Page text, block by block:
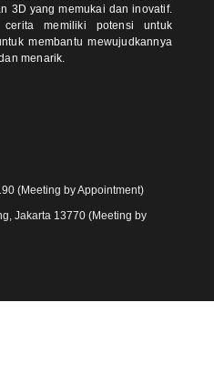
3D yang memukai dan inovatif.
memiliki potensi untuk
membantu mewujudkannya
menarik.
(Meeting by Appointment)
Jakarta 13770 (Meeting by